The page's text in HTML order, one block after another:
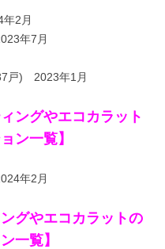
2月
年7月
戸) 2023年1月
ングやエコカラット
ン一覧】
年2月
グやエコカラットの
一覧】